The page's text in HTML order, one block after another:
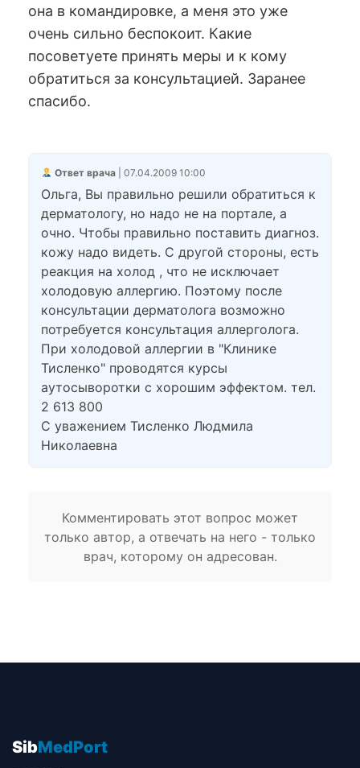
она в командировке, а меня это уже
очень сильно беспокоит. Какие
посоветуете принять меры и к кому
обратиться за консультацией. Заранее
спасибо.
Ответ врача| 07.04.2009 10:00
Ольга, Вы правильно решили обратиться к
дерматологу, но надо не на портале, а
очно. Чтобы правильно поставить диагноз.
кожу надо видеть. С другой стороны, есть
реакция на холод , что не исключает
холодовую аллергию. Поэтому после
консультации дерматолога возможно
потребуется консультация аллерголога.
При холодовой аллергии в "Клинике
Тисленко" проводятся курсы
аутосыворотки с хорошим эффектом. тел.
2 613 800
С уважением Тисленко Людмила
Николаевна
Комментировать этот вопрос может
только автор, а отвечать на него - только
врач, которому он адресован.
SibMedPort